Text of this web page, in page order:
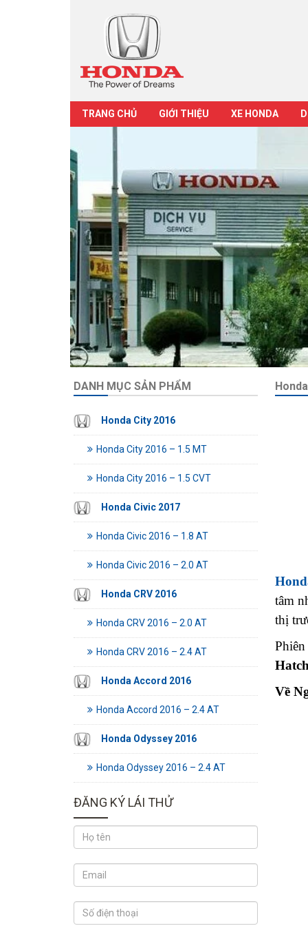
TRANG CHỦ GIỚI THIỆU XE HONDA
DANH MỤC SẢN PHẨM
Honda City 2016
Honda City 2016 – 1.5 MT
Honda City 2016 – 1.5 CVT
Honda Civic 2017
Honda Civic 2016 – 1.8 AT
Honda Civic 2016 – 2.0 AT
Honda CRV 2016
Honda CRV 2016 – 2.0 AT
Honda CRV 2016 – 2.4 AT
Honda Accord 2016
Honda Accord 2016 – 2.4 AT
Honda Odyssey 2016
Honda Odyssey 2016 – 2.4 AT
ĐĂNG KÝ LÁI THỬ
tâm
thị
Về